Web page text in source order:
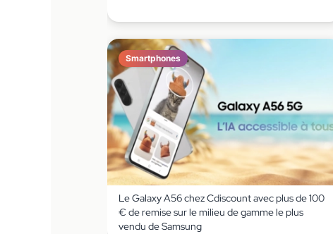
Smartphones
Le Galaxy A56 chez Cdiscount avec plus de 100
€ de remise sur le milieu de gamme le plus
vendu de Samsung